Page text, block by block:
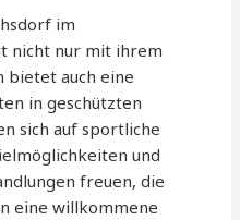
im
nicht nur mit ihrem
bietet auch eine
in geschützten
sich auf sportliche
und
freuen, die
eine willkommene